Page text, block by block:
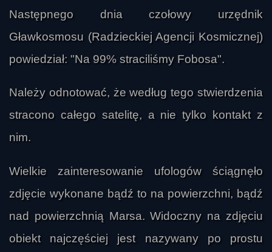
Następnego dnia czołowy urzędnik
Gławkosmosu (Radzieckiej Agencji Kosmicznej)
powiedział: "Na 99% straciliśmy Fobosa".
Należy odnotować, że według tego stwierdzenia
stracono całego satelitę, a nie tylko kontakt z
nim.
Wielkie zainteresowanie ufologów ściągnęło
zdjęcie wykonane bądź to na powierzchni, bądź
nad powierzchnią Marsa. Widoczny na zdjęciu
obiekt najczęściej jest nazywany po prostu